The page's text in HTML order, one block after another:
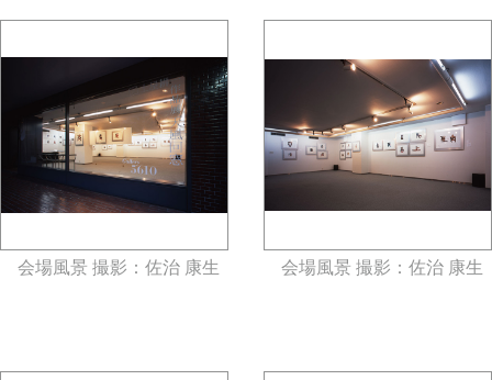
会場風景 撮影：佐治 康生
会場風景 撮影：佐治 康生